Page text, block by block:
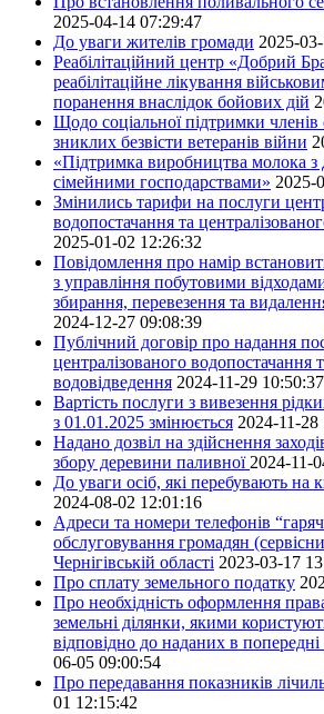
2025-04-14 07:29:47
До уваги жителів громади 2025-
Реабілітаційний центр «Добрий
реабілітаційне лікування
поранення внаслідок бойових дій
Щодо соціальної підтримки
зниклих безвісти ветеранів війни
«Підтримка виробництва молока з
сімейними господарствами» 2025-
Змінились тарифи на послуги
водопостачання та
2025-01-02 12:26:32
Повідомлення про намір
з управління побутовими
збирання, перевезення та
2024-12-27 09:08:39
Публічний договір про надання
централізованого водопостачання
водовідведення 2024-11-29 10:50:37
Вартість послуги з вивезення
з 01.01.2025 змінюється 2024-11-28
Надано дозвіл на здійснення
збору деревини паливної2024-11-
До уваги осіб, які перебувають на
2024-08-02 12:01:16
Адреси та номери телефонів
обслуговування громадян
Чернігівській області 2023-03-17
Про сплату земельного податку
Про необхідність оформлення
земельні ділянки, якими
відповідно до наданих в попередні
06-05 09:00:54
Про передавання показників
01 12:15:42